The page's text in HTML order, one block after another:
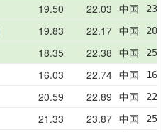
19.50 22.03 中国
19.83 22.17 中国
18.35 22.38 中国
16.03 22.74 中国
20.59 22.89 中国
21.33 23.87 中国